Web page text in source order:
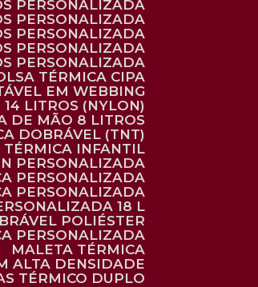
PERSONALIZADA
PERSONALIZADA
PERSONALIZADA
PERSONALIZADA
PERSONALIZADA
TÉRMICA CIPA
EM WEBBING
14 LITROS (NYLON)
DE MÃO 8 LITROS
DOBRÁVEL (TNT)
TÉRMICA INFANTIL
PERSONALIZADA
PERSONALIZADA
PERSONALIZADA
18 L
POLIÉSTER
PERSONALIZADA
MALETA TÉRMICA
ALTA DENSIDADE
TÉRMICO DUPLO